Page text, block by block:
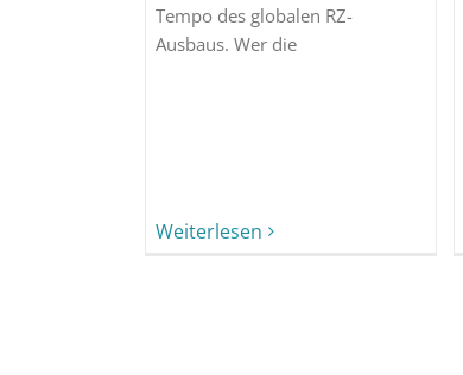
Tempo des globalen RZ-
Ausbaus. Wer die
Weiterlesen